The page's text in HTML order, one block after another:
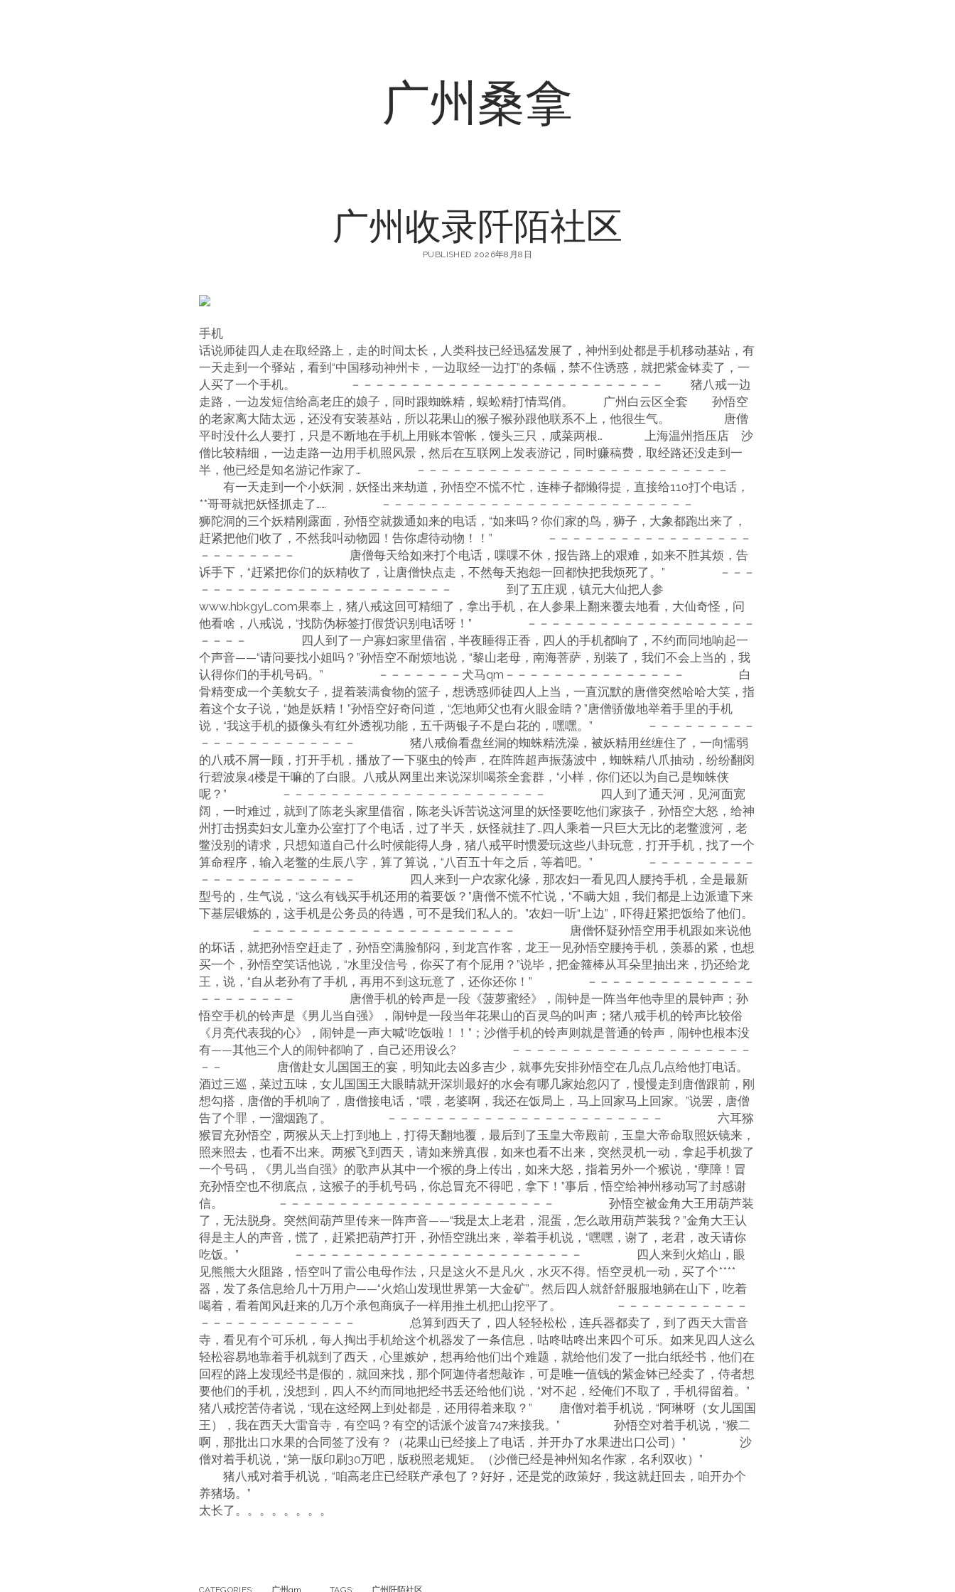
广州桑拿
广州收录阡陌社区
PUBLISHED 2026年8月8日
手机
话说师徒四人走在取经路上，走的时间太长，人类科技已经迅猛发展了，神州到处都是手机移动基站，有
一天走到一个驿站，看到“中国移动神州卡，一边取经一边打”的条幅，禁不住诱惑，就把紫金钵卖了，一
人买了一个手机。 －－－－－－－－－－－－－－－－－－－－－－－－－－ 猪八戒一边
走路，一边发短信给高老庄的娘子，同时跟蜘蛛精，蜈蚣精打情骂俏。 广州白云区全套 孙悟空
的老家离大陆太远，还没有安装基站，所以花果山的猴子猴孙跟他联系不上，他很生气。 唐僧
平时没什么人要打，只是不断地在手机上用账本管帐，馒头三只，咸菜两根… 上海温州指压店 沙
僧比较精细，一边走路一边用手机照风景，然后在互联网上发表游记，同时赚稿费，取经路还没走到一
半，他已经是知名游记作家了… －－－－－－－－－－－－－－－－－－－－－－－－－－
有一天走到一个小妖洞，妖怪出来劫道，孙悟空不慌不忙，连棒子都懒得提，直接给110打个电话，
**哥哥就把妖怪抓走了…… －－－－－－－－－－－－－－－－－－－－－－－－－－
狮陀洞的三个妖精刚露面，孙悟空就拨通如来的电话，“如来吗？你们家的鸟，狮子，大象都跑出来了，
赶紧把他们收了，不然我叫动物园！告你虐待动物！！” －－－－－－－－－－－－－－－－－
－－－－－－－－ 唐僧每天给如来打个电话，喋喋不休，报告路上的艰难，如来不胜其烦，告
诉手下，“赶紧把你们的妖精收了，让唐僧快点走，不然每天抱怨一回都快把我烦死了。” －－－
－－－－－－－－－－－－－－－－－－－－－ 到了五庄观，镇元大仙把人参
www.hbkgyL.com果奉上，猪八戒这回可精细了，拿出手机，在人参果上翻来覆去地看，大仙奇怪，问
他看啥，八戒说，“找防伪标签打假货识别电话呀！” －－－－－－－－－－－－－－－－－－－
－－－－ 四人到了一户寡妇家里借宿，半夜睡得正香，四人的手机都响了，不约而同地响起一
个声音——“请问要找小姐吗？”孙悟空不耐烦地说，“黎山老母，南海菩萨，别装了，我们不会上当的，我
认得你们的手机号码。” －－－－－－－犬马qm－－－－－－－－－－－－－－－ 白
骨精变成一个美貌女子，提着装满食物的篮子，想诱惑师徒四人上当，一直沉默的唐僧突然哈哈大笑，指
着这个女子说，“她是妖精！”孙悟空好奇问道，“怎地师父也有火眼金睛？”唐僧骄傲地举着手里的手机
说，“我这手机的摄像头有红外透视功能，五千两银子不是白花的，嘿嘿。” －－－－－－－－－
－－－－－－－－－－－－－ 猪八戒偷看盘丝洞的蜘蛛精洗澡，被妖精用丝缠住了，一向懦弱
的八戒不屑一顾，打开手机，播放了一下驱虫的铃声，在阵阵超声振荡波中，蜘蛛精八爪抽动，纷纷翻闵
行碧波泉4楼是干嘛的了白眼。八戒从网里出来说深圳喝茶全套群，“小样，你们还以为自己是蜘蛛侠
呢？” －－－－－－－－－－－－－－－－－－－－－－ 四人到了通天河，见河面宽
阔，一时难过，就到了陈老头家里借宿，陈老头诉苦说这河里的妖怪要吃他们家孩子，孙悟空大怒，给神
州打击拐卖妇女儿童办公室打了个电话，过了半天，妖怪就挂了…四人乘着一只巨大无比的老鳖渡河，老
鳖没别的请求，只想知道自己什么时候能得人身，猪八戒平时惯爱玩这些八卦玩意，打开手机，找了一个
算命程序，输入老鳖的生辰八字，算了算说，“八百五十年之后，等着吧。” －－－－－－－－－
－－－－－－－－－－－－－ 四人来到一户农家化缘，那农妇一看见四人腰挎手机，全是最新
型号的，生气说，“这么有钱买手机还用的着要饭？”唐僧不慌不忙说，“不瞒大姐，我们都是上边派遣下来
下基层锻炼的，这手机是公务员的待遇，可不是我们私人的。”农妇一听“上边”，吓得赶紧把饭给了他们。
－－－－－－－－－－－－－－－－－－－－－－ 唐僧怀疑孙悟空用手机跟如来说他
的坏话，就把孙悟空赶走了，孙悟空满脸郁闷，到龙宫作客，龙王一见孙悟空腰挎手机，羡慕的紧，也想
买一个，孙悟空笑话他说，“水里没信号，你买了有个屁用？”说毕，把金箍棒从耳朵里抽出来，扔还给龙
王，说，“自从老孙有了手机，再用不到这玩意了，还你还你！” －－－－－－－－－－－－－－
－－－－－－－－ 唐僧手机的铃声是一段《菠萝蜜经》，闹钟是一阵当年他寺里的晨钟声；孙
悟空手机的铃声是《男儿当自强》，闹钟是一段当年花果山的百灵鸟的叫声；猪八戒手机的铃声比较俗
《月亮代表我的心》，闹钟是一声大喊“吃饭啦！！”；沙僧手机的铃声则就是普通的铃声，闹钟也根本没
有——其他三个人的闹钟都响了，自己还用设么? －－－－－－－－－－－－－－－－－－－－
－－ 唐僧赴女儿国国王的宴，明知此去凶多吉少，就事先安排孙悟空在几点几点给他打电话。
酒过三巡，菜过五味，女儿国国王大眼睛就开深圳最好的水会有哪几家始忽闪了，慢慢走到唐僧跟前，刚
想勾搭，唐僧的手机响了，唐僧接电话，“喂，老婆啊，我还在饭局上，马上回家马上回家。”说罢，唐僧
告了个罪，一溜烟跑了。 －－－－－－－－－－－－－－－－－－－－－－－ 六耳猕
猴冒充孙悟空，两猴从天上打到地上，打得天翻地覆，最后到了玉皇大帝殿前，玉皇大帝命取照妖镜来，
照来照去，也看不出来。两猴飞到西天，请如来辨真假，如来也看不出来，突然灵机一动，拿起手机拨了
一个号码，《男儿当自强》的歌声从其中一个猴的身上传出，如来大怒，指着另外一个猴说，“孽障！冒
充孙悟空也不彻底点，这猴子的手机号码，你总冒充不得吧，拿下！”事后，悟空给神州移动写了封感谢
信。 －－－－－－－－－－－－－－－－－－－－－－－ 孙悟空被金角大王用葫芦装
了，无法脱身。突然间葫芦里传来一阵声音——“我是太上老君，混蛋，怎么敢用葫芦装我？”金角大王认
得是主人的声音，慌了，赶紧把葫芦打开，孙悟空跳出来，举着手机说，“嘿嘿，谢了，老君，改天请你
吃饭。” －－－－－－－－－－－－－－－－－－－－－－－－ 四人来到火焰山，眼
见熊熊大火阻路，悟空叫了雷公电母作法，只是这火不是凡火，水灭不得。悟空灵机一动，买了个****
器，发了条信息给几十万用户——“火焰山发现世界第一大金矿”。然后四人就舒舒服服地躺在山下，吃着
喝着，看着闻风赶来的几万个承包商疯子一样用推土机把山挖平了。 －－－－－－－－－－－
－－－－－－－－－－－－－ 总算到西天了，四人轻轻松松，连兵器都卖了，到了西天大雷音
寺，看见有个可乐机，每人掏出手机给这个机器发了一条信息，咕咚咕咚出来四个可乐。如来见四人这么
轻松容易地靠着手机就到了西天，心里嫉妒，想再给他们出个难题，就给他们发了一批白纸经书，他们在
回程的路上发现经书是假的，就回来找，那个阿迦侍者想敲诈，可是唯一值钱的紫金钵已经卖了，侍者想
要他们的手机，没想到，四人不约而同地把经书丢还给他们说，“对不起，经俺们不取了，手机得留着。”
猪八戒挖苦侍者说，“现在这经网上到处都是，还用得着来取？” 唐僧对着手机说，“阿琳呀（女儿国国
王），我在西天大雷音寺，有空吗？有空的话派个波音747来接我。” 孙悟空对着手机说，“猴二
啊，那批出口水果的合同签了没有？（花果山已经接上了电话，并开办了水果进出口公司）” 沙
僧对着手机说，“第一版印刷30万吧，版税照老规矩。（沙僧已经是神州知名作家，名利双收）”
猪八戒对着手机说，“咱高老庄已经联产承包了？好好，还是党的政策好，我这就赶回去，咱开办个
养猪场。”
太长了。。。。。。。。
CATEGORIES: 广州qm TAGS: 广州阡陌社区